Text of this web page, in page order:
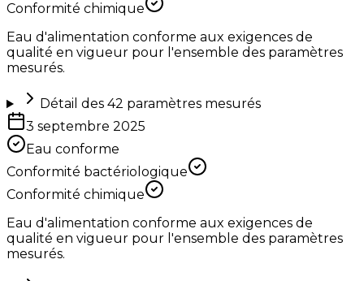
Conformité chimique
Eau d'alimentation conforme aux exigences de
qualité en vigueur pour l'ensemble des paramètres
mesurés.
Détail des 42 paramètres mesurés
3 septembre 2025
Eau conforme
Conformité bactériologique
Conformité chimique
Eau d'alimentation conforme aux exigences de
qualité en vigueur pour l'ensemble des paramètres
mesurés.